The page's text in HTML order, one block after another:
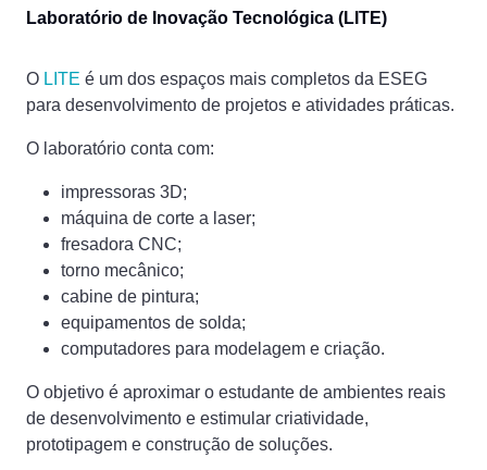
Laboratório de Inovação Tecnológica (LITE)
O LITE é um dos espaços mais completos da ESEG
para desenvolvimento de projetos e atividades práticas.
O laboratório conta com:
impressoras 3D;
máquina de corte a laser;
fresadora CNC;
torno mecânico;
cabine de pintura;
equipamentos de solda;
computadores para modelagem e criação.
O objetivo é aproximar o estudante de ambientes reais
de desenvolvimento e estimular criatividade,
prototipagem e construção de soluções.